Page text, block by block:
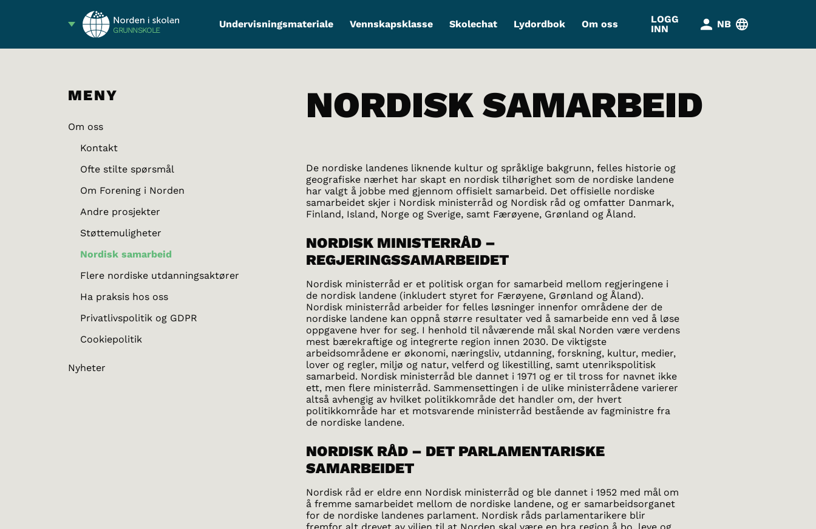
GRUNNSKOLE
Undervisningsmateriale Vennskapsklasse Skolechat Lydordbok Om oss
LOGG
INN
NB
MENY
Om oss
Kontakt
Ofte stilte spørsmål
Om Forening i Norden
Andre prosjekter
Støttemuligheter
Nordisk samarbeid
Flere nordiske utdanningsaktører
Ha praksis hos oss
Privatlivspolitik og GDPR
Cookiepolitik
Nyheter
NORDISK SAMARBEID
De nordiske landenes liknende kultur og språklige bakgrunn, felles historie og
geografiske nærhet har skapt en nordisk tilhørighet som de nordiske landene
har valgt å jobbe med gjennom offisielt samarbeid. Det offisielle nordiske
samarbeidet skjer i Nordisk ministerråd og Nordisk råd og omfatter Danmark,
Finland, Island, Norge og Sverige, samt Færøyene, Grønland og Åland.
NORDISK MINISTERRÅD –
REGJERINGSSAMARBEIDET
Nordisk ministerråd er et politisk organ for samarbeid mellom regjeringene i
de nordisk landene (inkludert styret for Færøyene, Grønland og Åland).
Nordisk ministerråd arbeider for felles løsninger innenfor områdene der de
nordiske landene kan oppnå større resultater ved å samarbeide enn ved å løse
oppgavene hver for seg. I henhold til nåværende mål skal Norden være verdens
mest bærekraftige og integrerte region innen 2030. De viktigste
arbeidsområdene er økonomi, næringsliv, utdanning, forskning, kultur, medier,
lover og regler, miljø og natur, velferd og likestilling, samt utenrikspolitisk
samarbeid. Nordisk ministerråd ble dannet i 1971 og er til tross for navnet ikke
ett, men flere ministerråd. Sammensettingen i de ulike ministerrådene varierer
altså avhengig av hvilket politikkområde det handler om, der hvert
politikkområde har et motsvarende ministerråd bestående av fagministre fra
de nordiske landene.
NORDISK RÅD – DET PARLAMENTARISKE
SAMARBEIDET
Nordisk råd er eldre enn Nordisk ministerråd og ble dannet i 1952 med mål om
å fremme samarbeidet mellom de nordiske landene, og er samarbeidsorganet
for de nordiske landenes parlament. Nordisk råds parlamentarikere blir